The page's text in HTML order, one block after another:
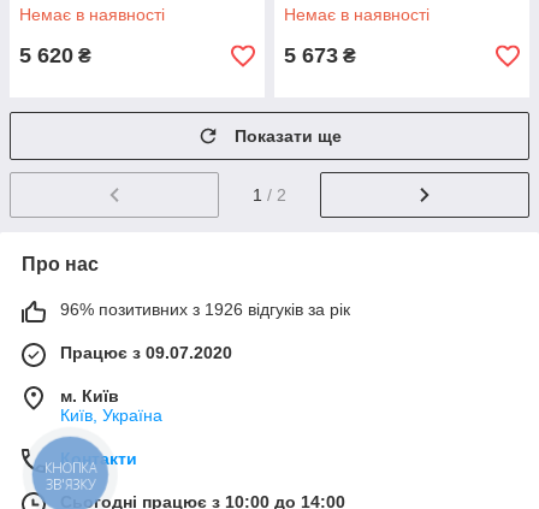
Немає в наявності
5 620 ₴
Немає в наявності
5 673 ₴
Показати ще
1 / 2
Про нас
96% позитивних з 1926 відгуків за рік
Працює з 09.07.2020
м. Київ
Київ, Україна
Контакти
Сьогодні працює з 10:00 до 14:00
КНОПКА
ЗВ'ЯЗКУ